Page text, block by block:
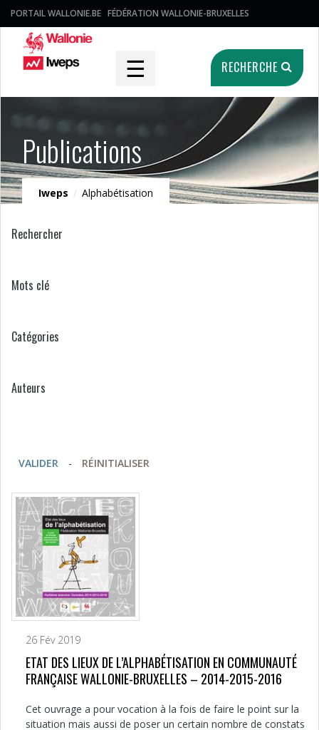
PORTAIL WALLONIE.BE FÉDÉRATION WALLONIE-BRUXELLES
☰ RECHERCHE
Publications
Iweps / Alphabétisation
Rechercher
Mots clé
Catégories
Auteurs
VALIDER - RÉINITIALISER
26 Fév 2019
ETAT DES LIEUX DE L’ALPHABÉTISATION EN COMMUNAUTÉ
FRANÇAISE WALLONIE-BRUXELLES – 2014-2015-2016
Cet ouvrage a pour vocation à la fois de faire le point sur la
situation mais aussi de poser un certain nombre de constats